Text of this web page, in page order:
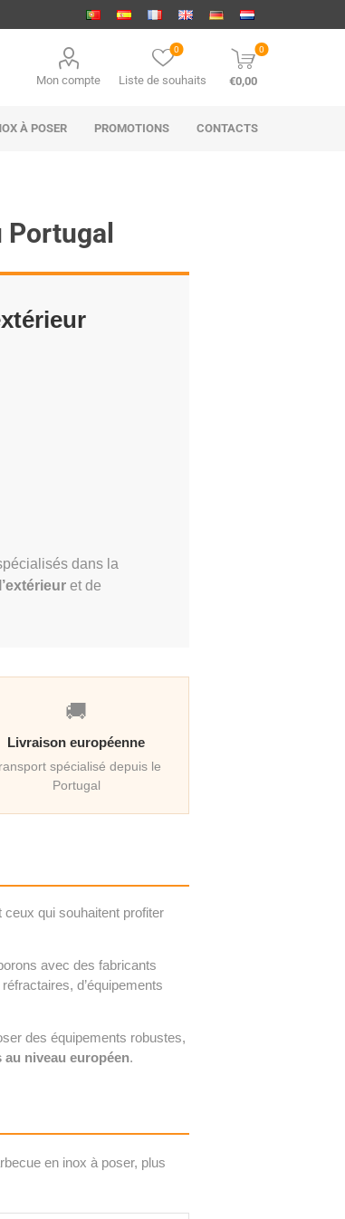
Mon compte Liste de souhaits
0 0
€0,00
À POSER PROMOTIONS CONTACTS
dans la
et de
🚚
Livraison européenne
spécialisé depuis le
Portugal
qui souhaitent profiter
avec des fabricants
d’équipements
des équipements robustes,
niveau européen.
en inox à poser, plus